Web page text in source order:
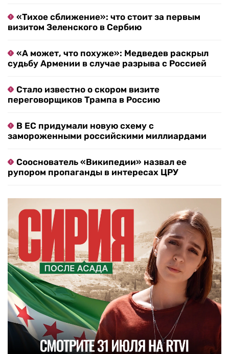
«Тихое сближение»: что стоит за первым
визитом Зеленского в Сербию
«А может, что похуже»: Медведев раскрыл
судьбу Армении в случае разрыва с Россией
Стало известно о скором визите
переговорщиков Трампа в Россию
В ЕС придумали новую схему с
замороженными российскими миллиардами
Сооснователь «Википедии» назвал ее
рупором пропаганды в интересах ЦРУ